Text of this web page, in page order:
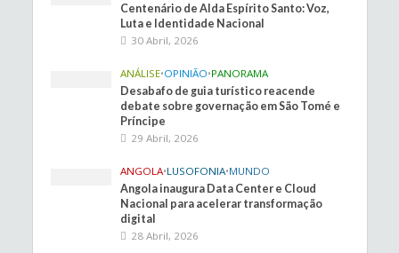
Centenário de Alda Espírito Santo: Voz,
Luta e Identidade Nacional
30 Abril, 2026
ANÁLISE•OPINIÃO•PANORAMA
Desabafo de guia turístico reacende
debate sobre governação em São Tomé e
Príncipe
29 Abril, 2026
ANGOLA•LUSOFONIA•MUNDO
Angola inaugura Data Center e Cloud
Nacional para acelerar transformação
digital
28 Abril, 2026